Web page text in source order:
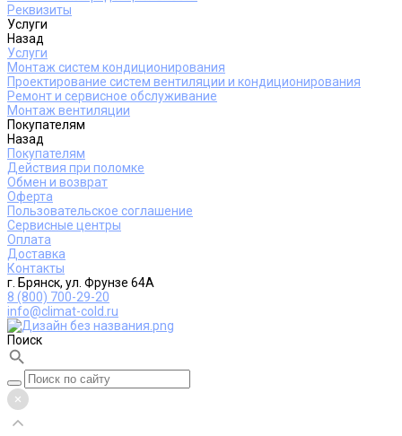
Реквизиты
Услуги
Назад
Услуги
Монтаж систем кондиционирования
Проектирование систем вентиляции и кондиционирования
Ремонт и сервисное обслуживание
Монтаж вентиляции
Покупателям
Назад
Покупателям
Действия при поломке
Обмен и возврат
Оферта
Пользовательское соглашение
Сервисные центры
Оплата
Доставка
Контакты
г. Брянск, ул. Фрунзе 64А
8 (800) 700-29-20
info@climat-cold.ru
Поиск